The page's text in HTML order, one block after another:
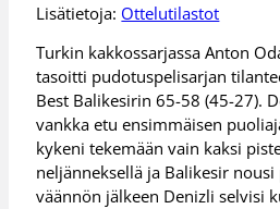
Lisätietoja: Ottelutilastot
Turkin kakkossarjassa Anton
tasoitti pudotuspelisarjan
Best Balikesirin 65-58 (45-27).
vankka etu ensimmäisen
kykeni tekemään vain kaksi
neljänneksellä ja Balikesir
väännön jälkeen Denizli selvisi